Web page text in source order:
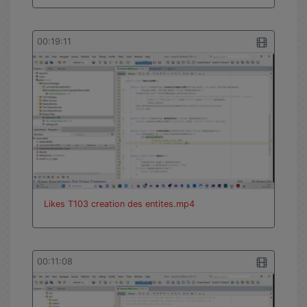
00:19:11
Likes T103 creation des entites.mp4
00:11:08